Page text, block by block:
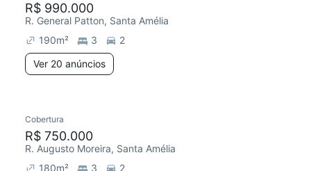
R$ 990.000
R. General Patton, Santa Amélia
190m² 3
2
Ver 20 anúncios
Cobertura
R$ 750.000
R. Augusto Moreira, Santa Amélia
180m² 3 2